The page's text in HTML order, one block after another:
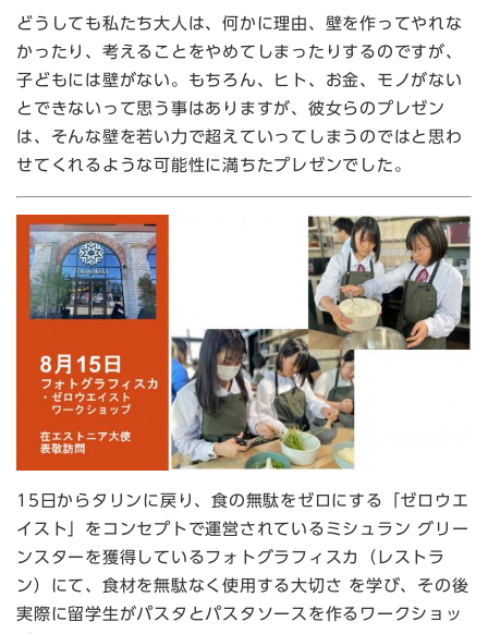
どうしても私たち大人は、何かに理由、壁を作ってやれな
かったり、考えることをやめてしまったりするのですが、
子どもには壁がない。もちろん、ヒト、お金、モノがない
とできないって思う事はありますが、彼女らのプレゼン
は、そんな壁を若い力で超えていってしまうのではと思わ
せてくれるような可能性に満ちたプレゼンでした。
15日からタリンに戻り、食の無駄をゼロにする「ゼロウエ
イスト」をコンセプトで運営されているミシュラン グリー
ンスターを獲得しているフォトグラフィスカ（レストラ
ン）にて、食材を無駄なく使用する大切さ を学び、その後
実際に留学生がパスタとパスタソースを作るワークショッ